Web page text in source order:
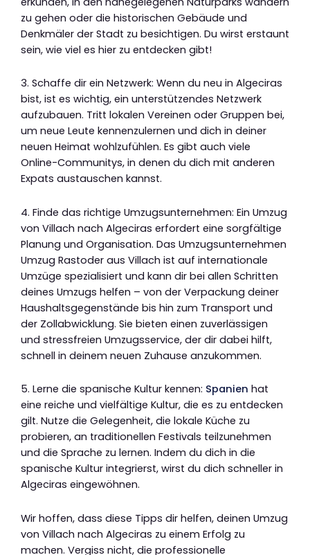
zu gehen oder die historischen Gebäude und
Denkmäler der Stadt zu besichtigen. Du wirst erstaunt
sein, wie viel es hier zu entdecken gibt!
3. Schaffe dir ein Netzwerk: Wenn du neu in Algeciras
bist, ist es wichtig, ein unterstützendes Netzwerk
aufzubauen. Tritt lokalen Vereinen oder Gruppen bei,
um neue Leute kennenzulernen und dich in deiner
neuen Heimat wohlzufühlen. Es gibt auch viele
Online-Communitys, in denen du dich mit anderen
Expats austauschen kannst.
4. Finde das richtige Umzugsunternehmen: Ein Umzug
von Villach nach Algeciras erfordert eine sorgfältige
Planung und Organisation. Das Umzugsunternehmen
Umzug Rastoder aus Villach ist auf internationale
Umzüge spezialisiert und kann dir bei allen Schritten
deines Umzugs helfen – von der Verpackung deiner
Haushaltsgegenstände bis hin zum Transport und
der Zollabwicklung. Sie bieten einen zuverlässigen
und stressfreien Umzugsservice, der dir dabei hilft,
schnell in deinem neuen Zuhause anzukommen.
5. Lerne die spanische Kultur kennen: Spanien hat
eine reiche und vielfältige Kultur, die es zu entdecken
gilt. Nutze die Gelegenheit, die lokale Küche zu
probieren, an traditionellen Festivals teilzunehmen
und die Sprache zu lernen. Indem du dich in die
spanische Kultur integrierst, wirst du dich schneller in
Algeciras eingewöhnen.
Wir hoffen, dass diese Tipps dir helfen, deinen Umzug
von Villach nach Algeciras zu einem Erfolg zu
machen. Vergiss nicht, die professionelle